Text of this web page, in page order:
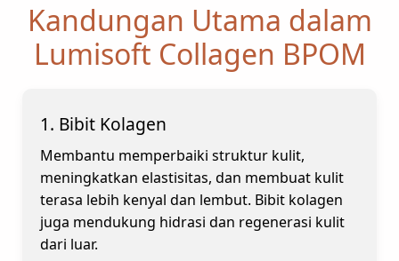
Kandungan Utama dalam
Lumisoft Collagen BPOM
1. Bibit Kolagen
Membantu memperbaiki struktur kulit,
meningkatkan elastisitas, dan membuat kulit
terasa lebih kenyal dan lembut. Bibit kolagen
juga mendukung hidrasi dan regenerasi kulit
dari luar.